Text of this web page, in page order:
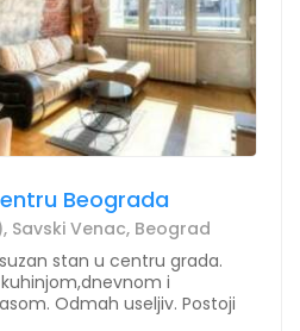
Beograda
Savski Venac, Beograd
stan u centru grada.
i
Odmah useljiv. Postoji